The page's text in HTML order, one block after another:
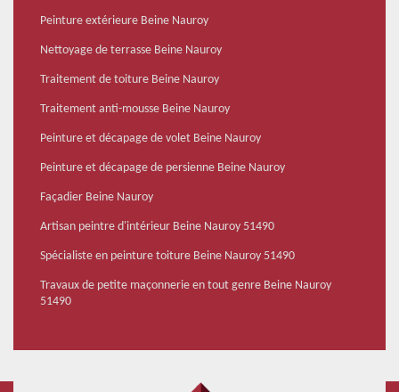
Peinture extérieure Beine Nauroy
Nettoyage de terrasse Beine Nauroy
Traitement de toiture Beine Nauroy
Traitement anti-mousse Beine Nauroy
Peinture et décapage de volet Beine Nauroy
Peinture et décapage de persienne Beine Nauroy
Façadier Beine Nauroy
Artisan peintre d'intérieur Beine Nauroy 51490
Spécialiste en peinture toiture Beine Nauroy 51490
Travaux de petite maçonnerie en tout genre Beine Nauroy
51490